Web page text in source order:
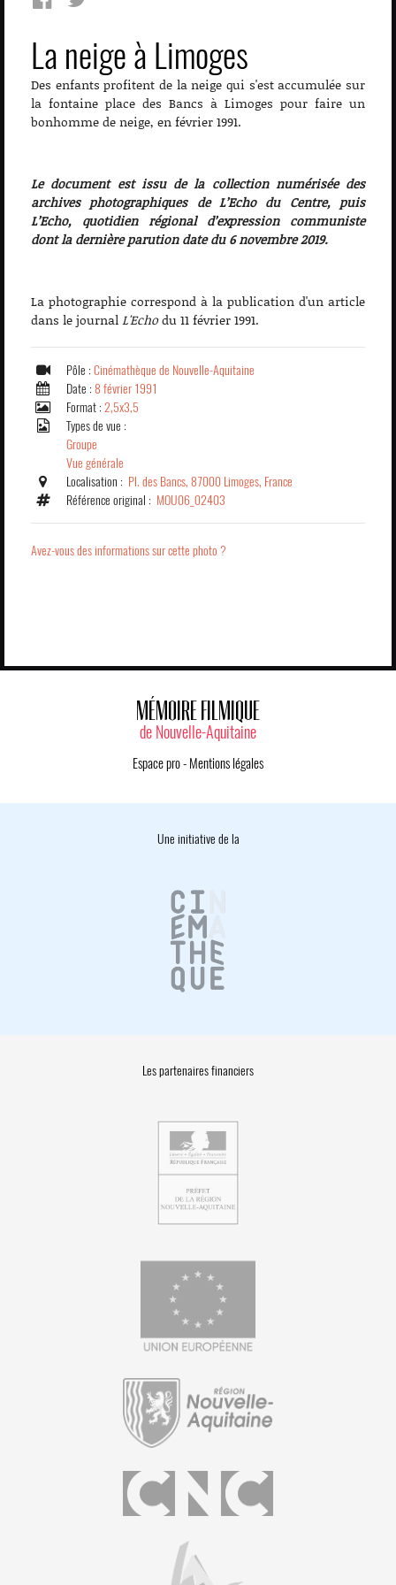
La neige à Limoges
Des enfants profitent de la neige qui s'est accumulée sur
la fontaine place des Bancs à Limoges pour faire un
bonhomme de neige, en février 1991.
Le document est issu de la collection numérisée des
archives photographiques de L’Echo du Centre, puis
L’Echo, quotidien régional d’expression communiste
dont la dernière parution date du 6 novembre 2019.
La photographie correspond à la publication d'un article
dans le journalL'Echodu 11 février 1991.
Pôle : Cinémathèque de Nouvelle-Aquitaine
Date : 8 février 1991
Format : 2,5x3,5
Types de vue :
Groupe
Vue générale
Localisation : Pl. des Bancs, 87000 Limoges, France
Référence original : MOU06_02403
Avez-vous des informations sur cette photo ?
MÉMOIRE FILMIQUE
de Nouvelle-Aquitaine
Espace pro- Mentions légales
Une initiative de la
Les partenaires financiers